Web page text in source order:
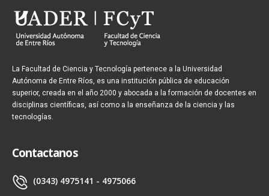
La Facultad de Ciencia y Tecnología pertenece a la Universidad
Autónoma de Entre Ríos, es una institución pública de educación
superior, creada en el año 2000 y abocada a la formación de docentes en
disciplinas científicas, así como a la enseñanza de la ciencia y las
tecnologías.
Contactanos
(0343) 4975141 - 4975066